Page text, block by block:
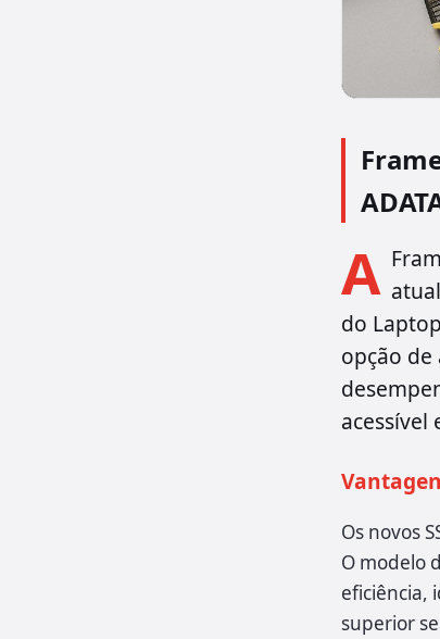
A
do
opção
acessível
Os novos
O modelo
eficiência,
superior